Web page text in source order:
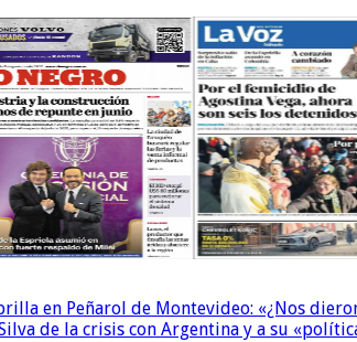
en Peñarol de Montevideo: «¿Nos
de la crisis con Argentina y a su